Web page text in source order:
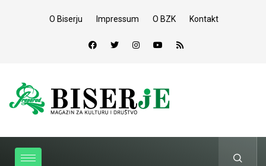
O Biserju Impressum O BZK Kontakt